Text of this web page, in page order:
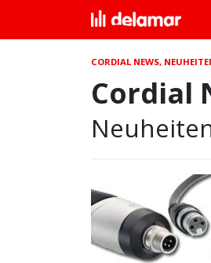
CORDIAL NEWS,
Cordial